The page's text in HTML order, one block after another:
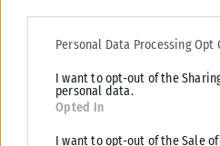
Please note that this website/app
services and may gather and
deny consent to Google and its
for below specified purposes in
Personal Data Processing Opt
I want to opt-out of the
personal data.
Opted In
I want to opt-out of the Sale